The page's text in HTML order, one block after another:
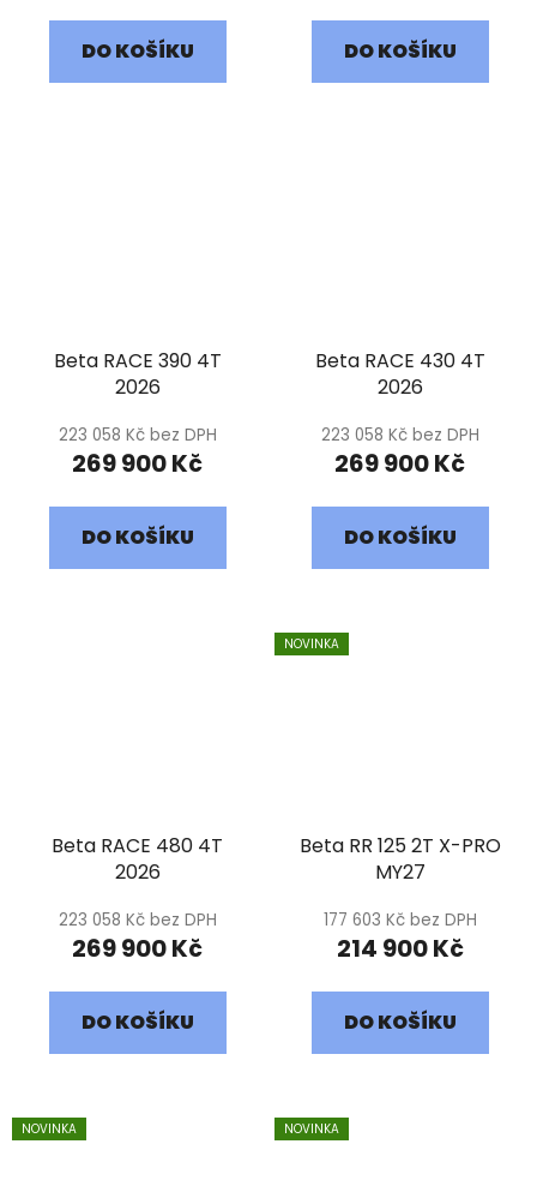
DO KOŠÍKU DO KOŠÍKU
Beta RACE 390 4T
2026
223 058 Kč bez DPH
269 900 Kč
DO KOŠÍKU
Beta RACE 430 4T
2026
223 058 Kč bez DPH
269 900 Kč
DO KOŠÍKU
Beta RACE 480 4T
2026
223 058 Kč bez DPH
269 900 Kč
DO KOŠÍKU
NOVINKA
Beta RR 125 2T X-PRO
MY27
177 603 Kč bez DPH
214 900 Kč
DO KOŠÍKU
NOVINKA NOVINKA